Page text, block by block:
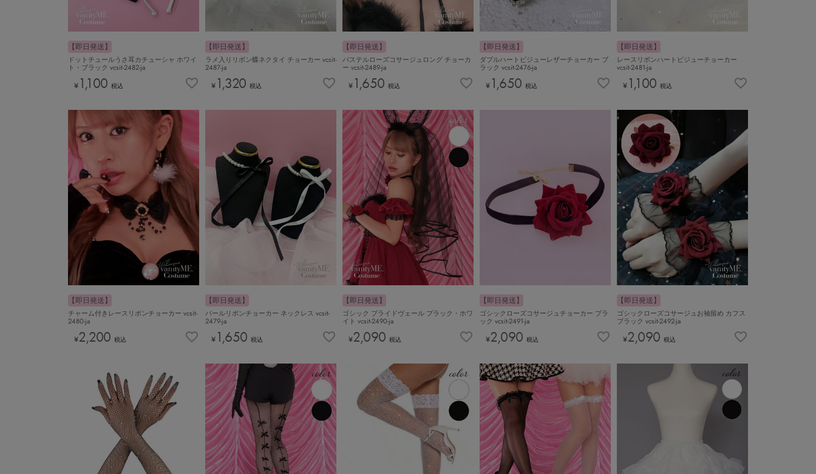
【即日発送】
ドットチュールうさ耳カチューシャ ホワイ
ト・ブラック vcsit-2482-ja
¥ 1,100 税込
【即日発送】
ラメ入りリボン蝶ネクタイ チョーカー vcsit-
2487-ja
¥ 1,320 税込
【即日発送】
パステルローズコサージュロング チョーカ
ー vcsit-2489-ja
¥ 1,650 税込
【即日発送】
ダブルハートビジューレザーチョーカー ブ
ラック vcsit-2476-ja
¥ 1,650 税込
【即日発送】
レースリボンハートビジューチョーカー
vcsit-2481-ja
¥ 1,100 税込
【即日発送】
チャーム付きレースリボンチョーカー vcsit-
2480-ja
¥2,200 税込
【即日発送】
パールリボンチョーカー ネックレス vcsit-
2479-ja
¥ 1,650 税込
【即日発送】
ゴシック ブライドヴェール ブラック・ホワ
イト vcsit-2490-ja
¥2,090 税込
【即日発送】
ゴシックローズコサージュチョーカー ブラ
ック vcsit-2491-ja
¥2,090 税込
【即日発送】
ゴシックローズコサージュお袖留め カフス
ブラック vcsit-2492-ja
¥2,090 税込